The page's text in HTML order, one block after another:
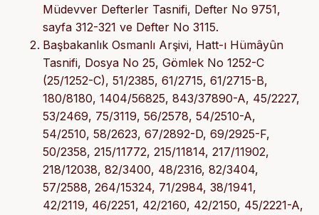
Müdevver Defterler Tasnifi, Defter No 9751,
sayfa 312-321 ve Defter No 3115.
Başbakanlık Osmanlı Arşivi, Hatt-ı Hümâyûn
Tasnifi, Dosya No 25, Gömlek No 1252-C
(25/1252-C), 51/2385, 61/2715, 61/2715-B,
180/8180, 1404/56825, 843/37890-A, 45/2227,
53/2469, 75/3119, 56/2578, 54/2510-A,
54/2510, 58/2623, 67/2892-D, 69/2925-F,
50/2358, 215/11772, 215/11814, 217/11902,
218/12038, 82/3400, 48/2316, 82/3404,
57/2588, 264/15324, 71/2984, 38/1941,
42/2119, 46/2251, 42/2160, 42/2150, 45/2221-A,